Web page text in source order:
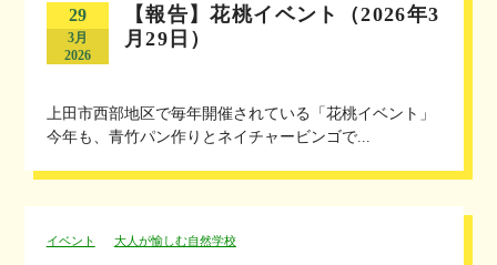
29
3月
2026
【報告】花桃イベント（2026年3
月29日）
上田市西部地区で毎年開催されている「花桃イベント」
今年も、青竹パン作りとネイチャービンゴで...
イベント 大人が愉しむ自然学校